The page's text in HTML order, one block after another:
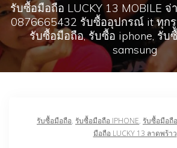
รับซื้อมือถือ LUCKY 13 MOBILE จ่
0876665432 รับซื้ออุปกรณ์ it ทุก
รับซื้อมือถือ, รับซื้อ iphone, รับ
samsung
รับซื้อมือถือ, รับซื้อมือถือ IPHONE, รับซื้อมือถื
มือถือ LUCKY 13 ลาดพร้าว